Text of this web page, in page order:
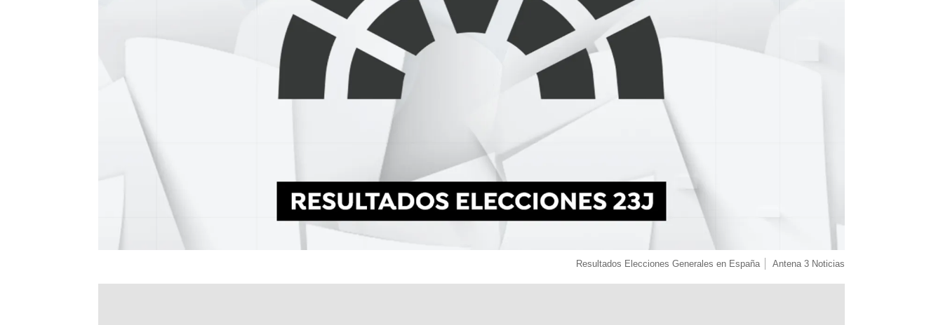
Resultados Elecciones Generales en España Antena 3 Noticias